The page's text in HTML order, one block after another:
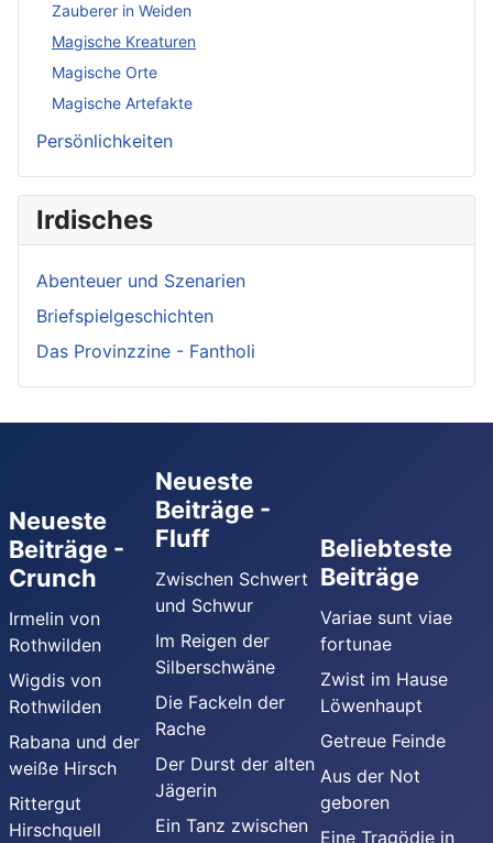
Zauberer in Weiden
Magische Kreaturen
Magische Orte
Magische Artefakte
Persönlichkeiten
Irdisches
Abenteuer und Szenarien
Briefspielgeschichten
Das Provinzzine - Fantholi
Neueste
Beiträge -
Crunch
Irmelin von
Rothwilden
Wigdis von
Rothwilden
Rabana und der
weiße Hirsch
Rittergut
Hirschquell
Neueste
Beiträge -
Fluff
Zwischen Schwert
und Schwur
Im Reigen der
Silberschwäne
Die Fackeln der
Rache
Der Durst der alten
Jägerin
Ein Tanz zwischen
Beliebteste
Beiträge
Variae sunt viae
fortunae
Zwist im Hause
Löwenhaupt
Getreue Feinde
Aus der Not
geboren
Eine Tragödie in